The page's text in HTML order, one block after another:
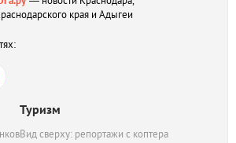
края и Адыгеи
Туризм
Вид сверху: репортажи с коптера